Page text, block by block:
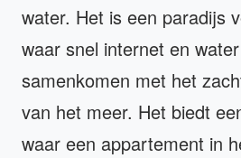
water. Het is een paradijs
waar snel internet en
samenkomen met het
van het meer. Het biedt
waar een appartement in